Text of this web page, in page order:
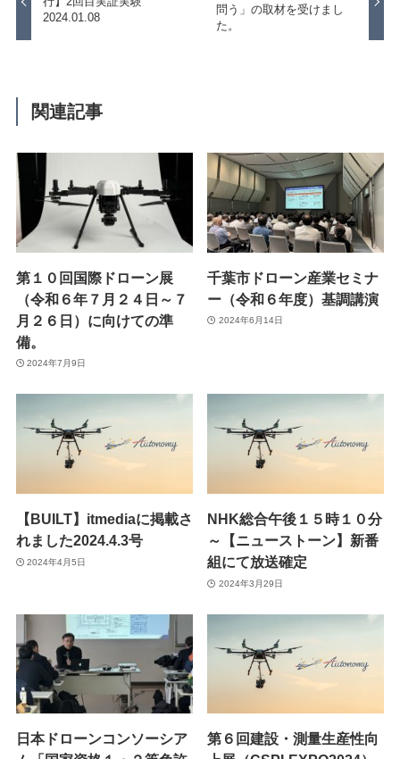
2024.01.08
問う」の取材を受けまし
た。
関連記事
第１０回国際ドローン展
（令和６年７月２４日～７
月２６日）に向けての準
備。
2024年7月9日
千葉市ドローン産業セミナ
ー（令和６年度）基調講演
2024年6月14日
【BUILT】itmediaに掲載さ
れました2024.4.3号
2024年4月5日
NHK総合午後１５時１０分
～【ニューストーン】新番
組にて放送確定
2024年3月29日
日本ドローンコンソーシア
第６回建設・測量生産性向